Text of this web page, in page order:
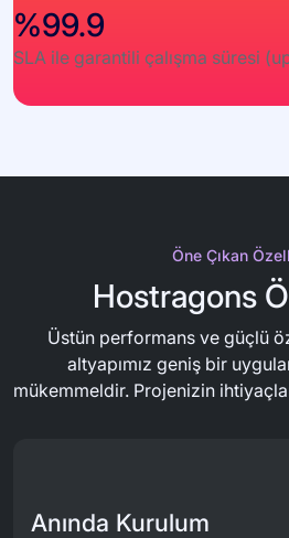
%99.9
SLA ile garantili çalışma süresi
Öne Çıkan
Hostragons
Üstün performans ve güçlü
altyapımız geniş bir
mükemmeldir. Projenizin
Anında Kurulum